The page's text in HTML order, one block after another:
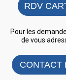
RDV
Pour les
de vous
CONTACT